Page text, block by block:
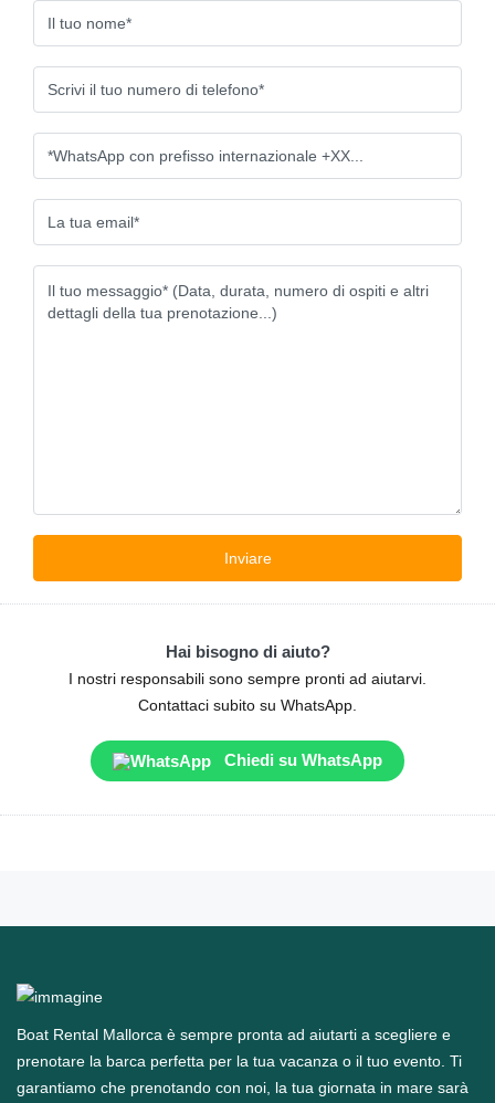
Hai bisogno di aiuto?
I nostri responsabili sono sempre pronti ad aiutarvi.
Contattaci subito su WhatsApp.
Chiedi su WhatsApp
Boat Rental Mallorca è sempre pronta ad aiutarti a scegliere e
prenotare la barca perfetta per la tua vacanza o il tuo evento. Ti
garantiamo che prenotando con noi, la tua giornata in mare sarà